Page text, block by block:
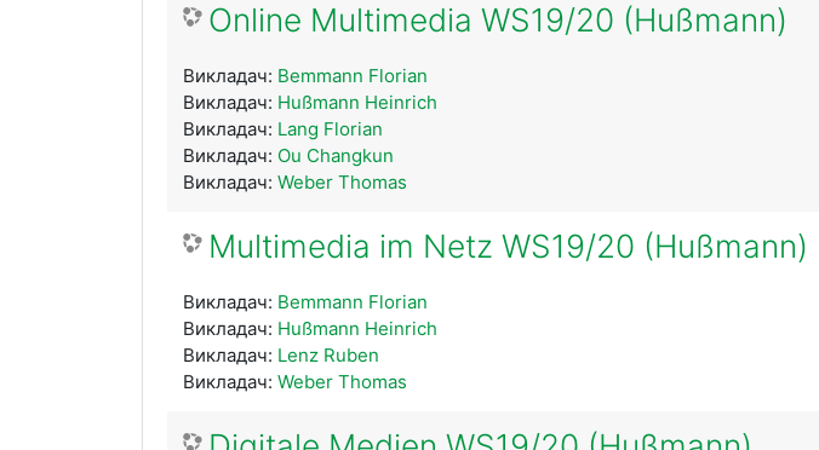
Online Multimedia WS19/20 (Hußmann)
Викладач: Bemmann Florian
Викладач: Hußmann Heinrich
Викладач: Lang Florian
Викладач: Ou Changkun
Викладач: Weber Thomas
Multimedia im Netz WS19/20 (Hußmann)
Викладач: Bemmann Florian
Викладач: Hußmann Heinrich
Викладач: Lenz Ruben
Викладач: Weber Thomas